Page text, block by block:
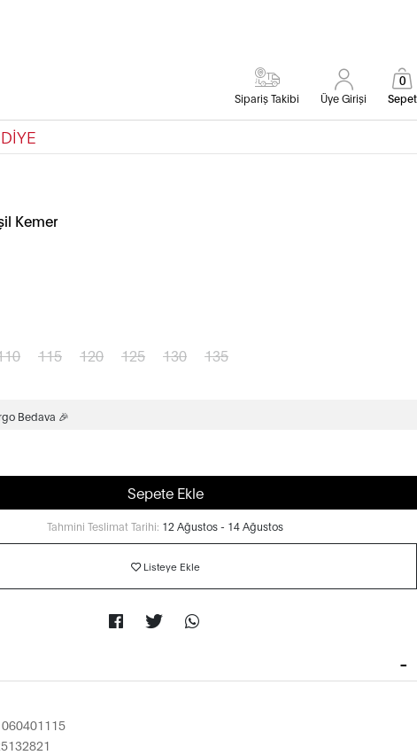
Sipariş Takibi Üye Girişi Sepet
0
Kemer
115 120 125 130 135
Bedava 🎉
Sepete Ekle
Tahmini Teslimat Tarihi: 12 Ağustos - 14 Ağustos
Listeye Ekle